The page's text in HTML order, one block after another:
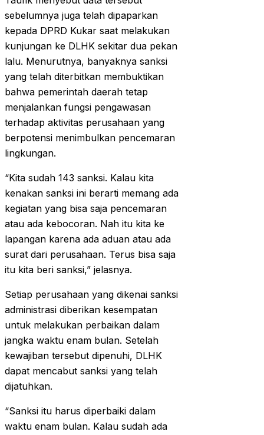
sebelumnya juga telah dipaparkan
kepada DPRD Kukar saat melakukan
kunjungan ke DLHK sekitar dua pekan
lalu. Menurutnya, banyaknya sanksi
yang telah diterbitkan membuktikan
bahwa pemerintah daerah tetap
menjalankan fungsi pengawasan
terhadap aktivitas perusahaan yang
berpotensi menimbulkan pencemaran
lingkungan.
“Kita sudah 143 sanksi. Kalau kita
kenakan sanksi ini berarti memang ada
kegiatan yang bisa saja pencemaran
atau ada kebocoran. Nah itu kita ke
lapangan karena ada aduan atau ada
surat dari perusahaan. Terus bisa saja
itu kita beri sanksi,” jelasnya.
Setiap perusahaan yang dikenai sanksi
administrasi diberikan kesempatan
untuk melakukan perbaikan dalam
jangka waktu enam bulan. Setelah
kewajiban tersebut dipenuhi, DLHK
dapat mencabut sanksi yang telah
dijatuhkan.
“Sanksi itu harus diperbaiki dalam
waktu enam bulan. Kalau sudah ada